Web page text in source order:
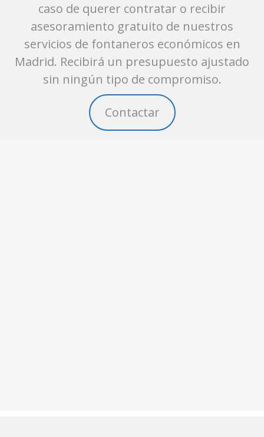
caso de querer contratar o recibir
asesoramiento gratuito de nuestros
servicios de fontaneros económicos en
Madrid. Recibirá un presupuesto ajustado
sin ningún tipo de compromiso.
Contactar